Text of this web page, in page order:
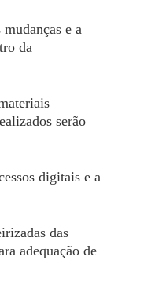
e a
da
serão
digitais e a
das
adequação de